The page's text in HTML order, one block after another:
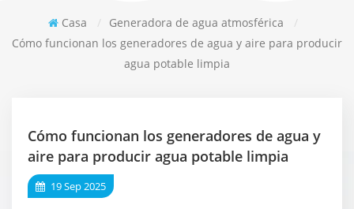
Casa / Generadora de agua atmosférica
/
Cómo funcionan los generadores de agua y aire para producir
agua potable limpia
Cómo funcionan los generadores de agua y
aire para producir agua potable limpia
19 Sep 2025